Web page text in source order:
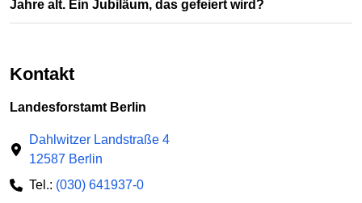
Jahre alt. Ein Jubiläum, das gefeiert wird?
Kontakt
Landesforstamt Berlin
Dahlwitzer Landstraße 4
12587 Berlin
Tel.: (030) 641937-0